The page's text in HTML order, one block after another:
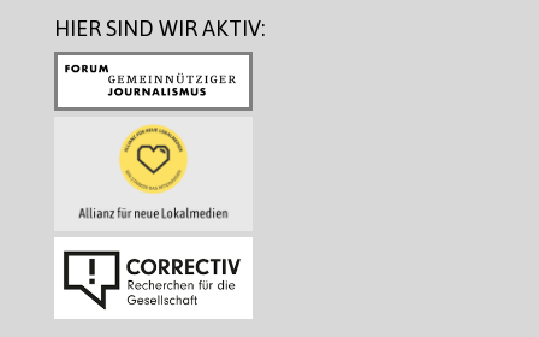
HIER SIND WIR AKTIV: